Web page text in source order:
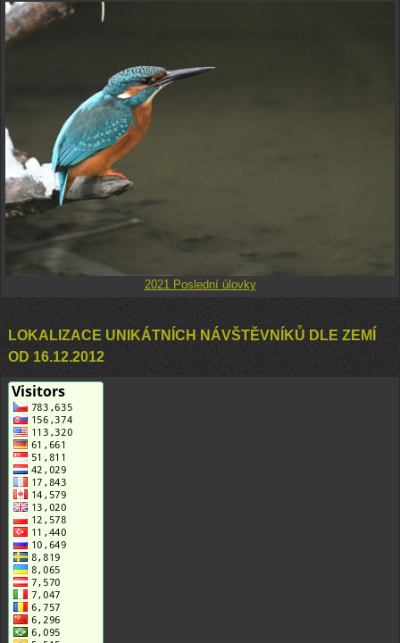
2021 Poslední úlovky
LOKALIZACE UNIKÁTNÍCH NÁVŠTĚVNÍKŮ DLE ZEMÍ
OD 16.12.2012